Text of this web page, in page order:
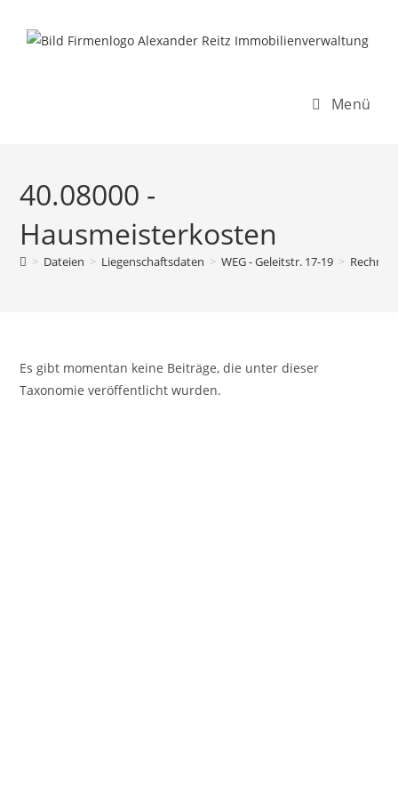
Inhalt
Menü
40.08000 -
Hausmeisterkosten
> Dateien > Liegenschaftsdaten > WEG - Geleitstr. 17-19 >
Es gibt momentan keine Beiträge, die unter dieser
Taxonomie veröffentlicht wurden.